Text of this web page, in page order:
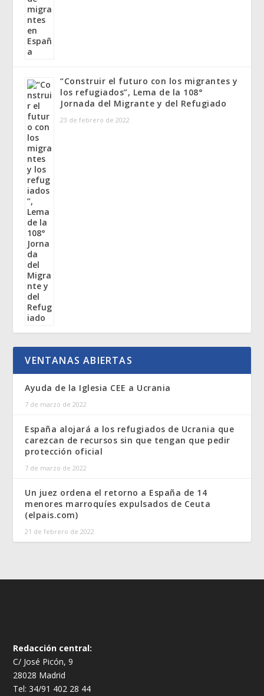
“Construir el futuro con los migrantes y
los refugiados”, Lema de la 108°
Jornada del Migrante y del Refugiado
23 de febrero de 2022
VENTANAS ABIERTAS
Ayuda de la Iglesia CEE a Ucrania
7 de marzo de 2022
España alojará a los refugiados de Ucrania que
carezcan de recursos sin que tengan que pedir
protección oficial
7 de marzo de 2022
Un juez ordena el retorno a España de 14
menores marroquíes expulsados de Ceuta
(elpais.com)
21 de febrero de 2022
Redacción central:
C/ José Picón, 9
28028 Madrid
Tel: 34/91 402 28 44